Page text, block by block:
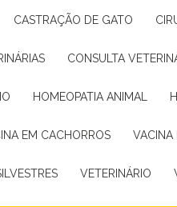
CASTRAÇÃO DE GATO
CONSULTA
HOMEOPATIA ANIMAL
EM CACHORROS
VETERINÁRIO